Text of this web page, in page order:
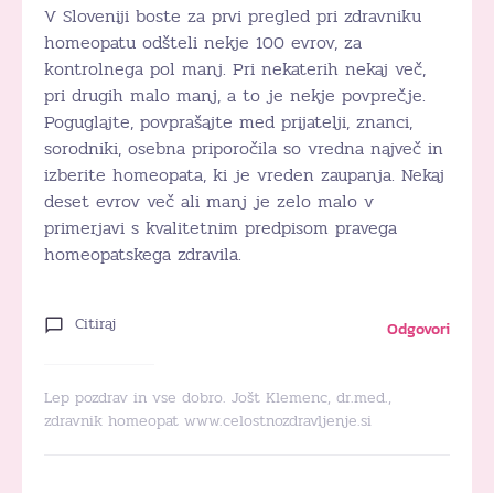
V Sloveniji boste za prvi pregled pri zdravniku
homeopatu odšteli nekje 100 evrov, za
kontrolnega pol manj. Pri nekaterih nekaj več,
pri drugih malo manj, a to je nekje povprečje.
Poguglajte, povprašajte med prijatelji, znanci,
sorodniki, osebna priporočila so vredna največ in
izberite homeopata, ki je vreden zaupanja. Nekaj
deset evrov več ali manj je zelo malo v
primerjavi s kvalitetnim predpisom pravega
homeopatskega zdravila.
Citiraj Odgovori
Lep pozdrav in vse dobro. Jošt Klemenc, dr.med.,
zdravnik homeopat www.celostnozdravljenje.si